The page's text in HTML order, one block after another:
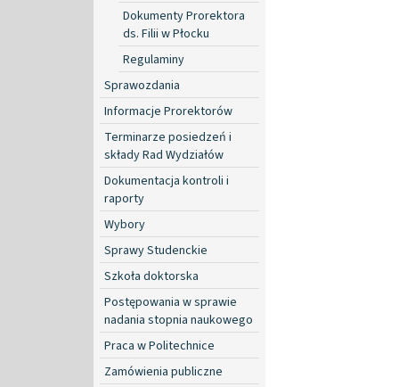
Dokumenty Prorektora
ds. Filii w Płocku
Regulaminy
Sprawozdania
Informacje Prorektorów
Terminarze posiedzeń i
składy Rad Wydziałów
Dokumentacja kontroli i
raporty
Wybory
Sprawy Studenckie
Szkoła doktorska
Postępowania w sprawie
nadania stopnia naukowego
Praca w Politechnice
Zamówienia publiczne